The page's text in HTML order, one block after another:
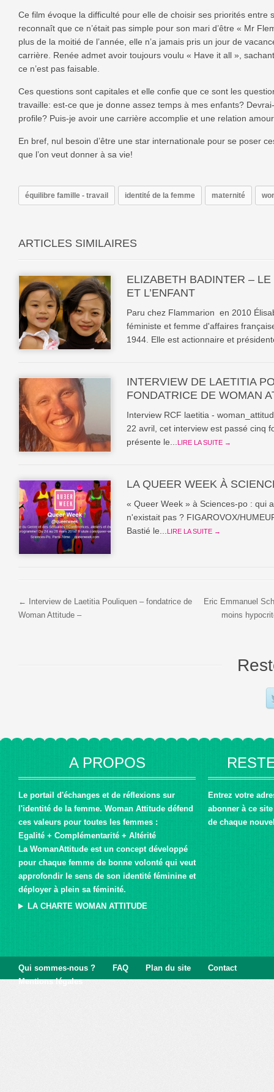
Ce film évoque la difficulté pour elle de choisir ses priorités entre
reconnaît que ce n’était pas simple pour son mari d’être « Mr
plus de la moitié de l’année, elle n’a jamais pris un jour de
carrière. Renée admet avoir toujours voulu « Have it all »,
ce n’est pas faisable.
Ces questions sont capitales et elle confie que ce sont les
travaille: est-ce que je donne assez temps à mes enfants?
profile? Puis-je avoir une carrière accomplie et une relation
En bref, nul besoin d’être une star internationale pour se poser
que l’on veut donner à sa vie!
équilibre famille - travail identité de la femme maternité
ARTICLES SIMILAIRES
ELIZABETH BADINTER –
ET L’ENFANT
Paru chez Flammarion en 2010
féministe et femme d'affaires
1944. Elle est actionnaire et
INTERVIEW DE LAETITIA
FONDATRICE DE WOMAN
Interview RCF laetitia -
22 avril, cet interview est passé cinq
présente le...
LIRE LA SUITE →
LA QUEER WEEK À
« Queer Week » à Sciences-po : qui
n'existait pas ? FIGAROVOX/
Bastié le...
LIRE LA SUITE →
← Interview de Laetitia Pouliquen – fondatrice de
Woman Attitude –
Eric Emmanuel
moins
A PROPOS
Le portail d'échanges et de réflexions sur
l'identité de la femme. Woman Attitude défend
ces valeurs pour toutes les femmes :
Egalité + Complémentarité + Altérité
La WomanAttitude est un concept développé
pour chaque femme de bonne volonté qui veut
approfondir le sens de son identité féminine et
déployer à plein sa féminité.
LA CHARTE WOMAN ATTITUDE
Entrez votre
abonner à ce
de chaque
Qui sommes-nous ? FAQ Plan du site
Contact
Mentions légales